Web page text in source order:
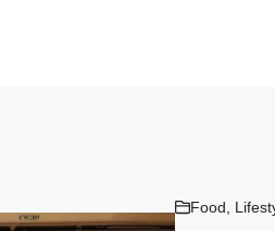
Food